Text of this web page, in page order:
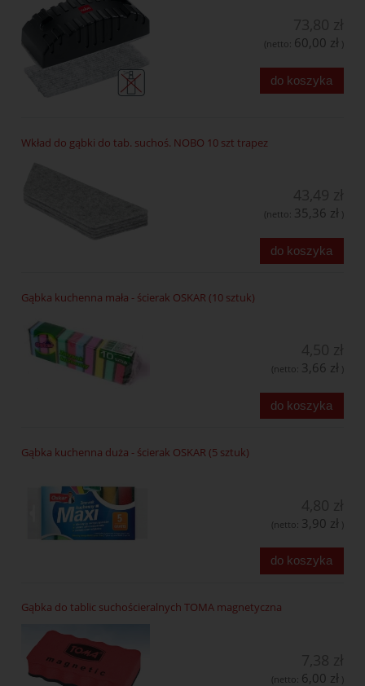
(netto: 60,00 zł )
do koszyka
Wkład do gąbki do tab. suchoś. NOBO 10 szt trapez
(netto: 35,36 zł )
do koszyka
Gąbka kuchenna mała - ścierak OSKAR (10 sztuk)
(netto: 3,66 zł )
do koszyka
Gąbka kuchenna duża - ścierak OSKAR (5 sztuk)
(netto: 3,90 zł )
do koszyka
Gąbka do tablic suchościeralnych TOMA magnetyczna
(netto: 6,00 zł )